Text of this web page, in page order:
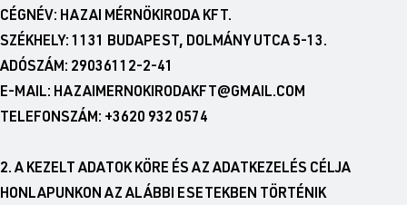
CÉGNÉV: HAZAI MÉRNÖKIRODA KFT.
SZÉKHELY: 1131 BUDAPEST, DOLMÁNY UTCA 5-13.
ADÓSZÁM: 29036112-2-41
E-MAIL: HAZAIMERNOKIRODAKFT@GMAIL.COM
TELEFONSZÁM: +3620 932 0574
2. A KEZELT ADATOK KÖRE ÉS AZ ADATKEZELÉS CÉLJA
HONLAPUNKON AZ ALÁBBI ESETEKBEN TÖRTÉNIK